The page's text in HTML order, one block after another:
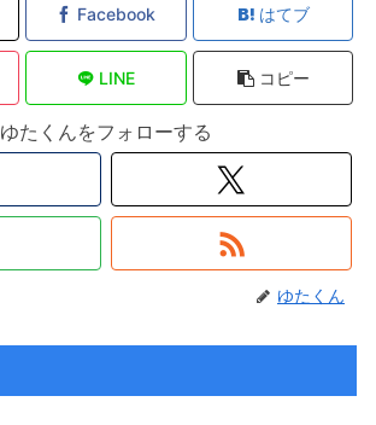
Facebook はてブ
LINE コピー
ゆたくんをフォローする
ゆたくん